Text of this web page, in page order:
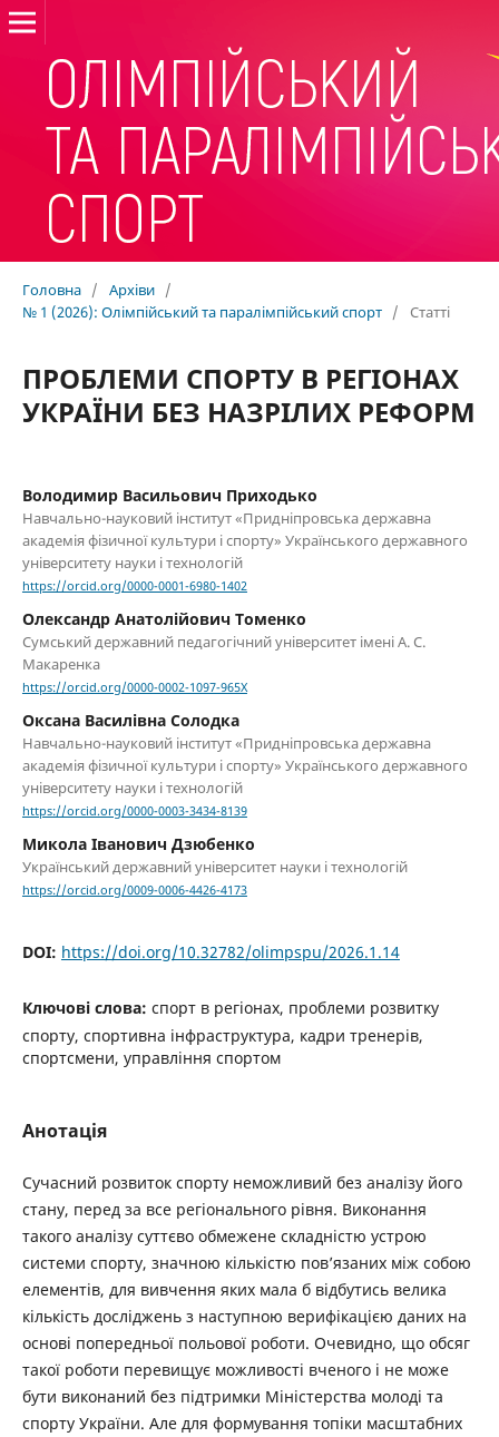
Головна / Архіви /
№ 1 (2026): Олімпійський та паралімпійський спорт / Статті
ПРОБЛЕМИ СПОРТУ В РЕГІОНАХ
УКРАЇНИ БЕЗ НАЗРІЛИХ РЕФОРМ
Володимир Васильович Приходько
Навчально-науковий інститут «Придніпровська державна
академія фізичної культури і спорту» Українського державного
університету науки і технологій
https://orcid.org/0000-0001-6980-1402
Олександр Анатолійович Томенко
Сумський державний педагогічний університет імені А. С.
Макаренка
https://orcid.org/0000-0002-1097-965X
Оксана Василівна Солодка
Навчально-науковий інститут «Придніпровська державна
академія фізичної культури і спорту» Українського державного
університету науки і технологій
https://orcid.org/0000-0003-3434-8139
Микола Іванович Дзюбенко
Український державний університет науки і технологій
https://orcid.org/0009-0006-4426-4173
DOI: https://doi.org/10.32782/olimpspu/2026.1.14
Ключові слова: спорт в регіонах, проблеми розвитку
спорту, спортивна інфраструктура, кадри тренерів,
спортсмени, управління спортом
Анотація
Сучасний розвиток спорту неможливий без аналізу його
стану, перед за все регіонального рівня. Виконання
такого аналізу суттєво обмежене складністю устрою
системи спорту, значною кількістю пов’язаних між собою
елементів, для вивчення яких мала б відбутись велика
кількість досліджень з наступною верифікацією даних на
основі попередньої польової роботи. Очевидно, що обсяг
такої роботи перевищує можливості вченого і не може
бути виконаний без підтримки Міністерства молоді та
спорту України. Але для формування топіки масштабних